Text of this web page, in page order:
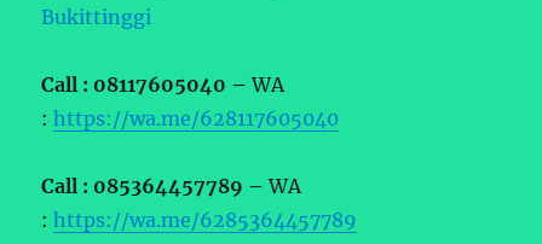
Call : 08117605040 –WA
:https://wa.me/628117605040
Call : 085364457789 –WA
:https://wa.me/6285364457789